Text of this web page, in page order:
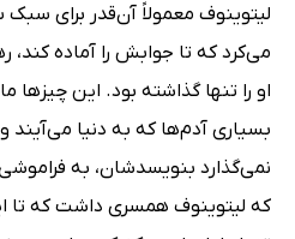
لیتوینوف معمولاً آن‌قدر برای
می‌کرد که تا جوابش را آماده کند،
او را تنها گذاشته بود. این چیزها
بسیاری آدم‌ها که به دنیا
نمی‌گذارد بنویسدشان، به
که لیتوینوف همسری داشت که تا